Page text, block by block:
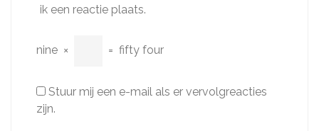
ik een reactie plaats.
nine × = fifty four
Stuur mij een e-mail als er vervolgreacties
zijn.